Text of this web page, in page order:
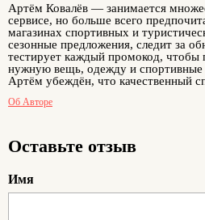
Артём Ковалёв — занимается
сервисе, но больше всего
магазинах спортивных и
сезонные предложения, следит за
тестирует каждый промокод, чтобы
нужную вещь, одежду и
Артём убеждён, что качественный
любителям активного отдыха и
Об Авторе
Оставьте отзыв
Имя